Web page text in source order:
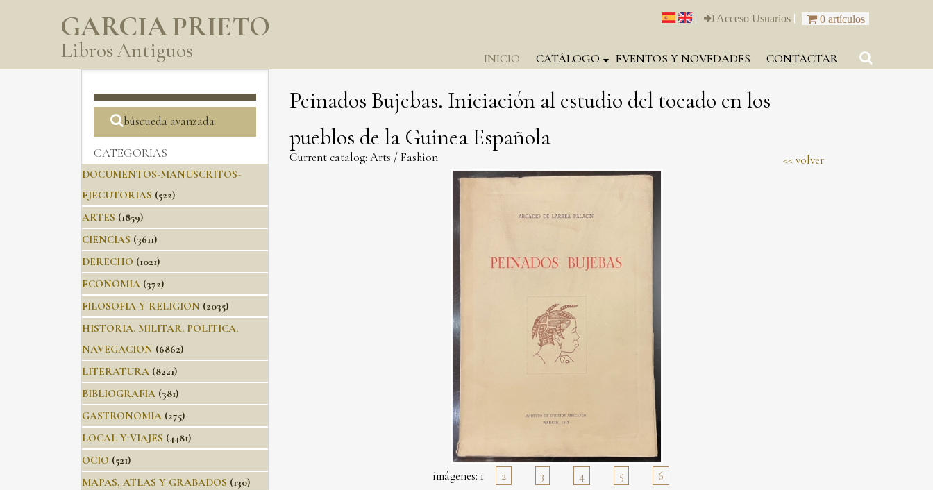
GARCIA PRIETO
Libros Antiguos
0 artículos
Acceso Usuarios |
|
INICIO CATÁLOGO EVENTOS Y NOVEDADES CONTACTAR
búsqueda avanzada
CATEGORIAS
DOCUMENTOS-MANUSCRITOS-
EJECUTORIAS (522)
ARTES (1859)
CIENCIAS (3611)
DERECHO (1021)
ECONOMIA (372)
FILOSOFIA Y RELIGION (2035)
HISTORIA. MILITAR. POLITICA.
NAVEGACION (6862)
LITERATURA (8221)
BIBLIOGRAFIA (381)
GASTRONOMIA (275)
LOCAL Y VIAJES (4481)
OCIO (521)
MAPAS, ATLAS Y GRABADOS (130)
Peinados Bujebas. Iniciación al estudio del tocado en los
pueblos de la Guinea Española
Current catalog: Arts /Fashion volver
imágenes: 1 2 3 4 5 6